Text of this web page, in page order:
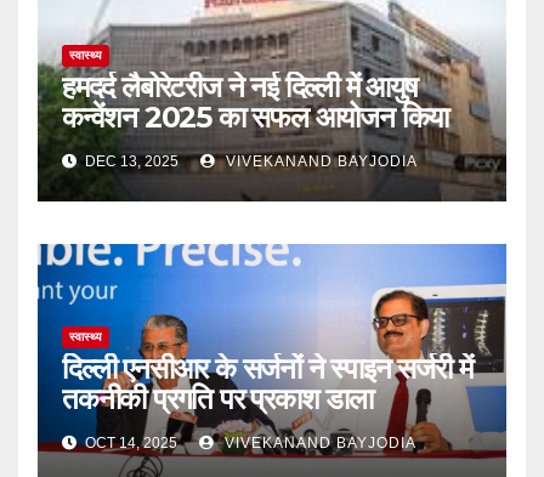
स्वास्थ्य
हमदर्द लैबोरेटरीज ने नई दिल्ली में आयुष
कन्वेंशन 2025 का सफल आयोजन किया
DEC 13, 2025 VIVEKANAND BAYJODIA
स्वास्थ्य
दिल्ली एनसीआर के सर्जनों ने स्पाइन सर्जरी में
तकनीकी प्रगति पर प्रकाश डाला
OCT 14, 2025 VIVEKANAND BAYJODIA